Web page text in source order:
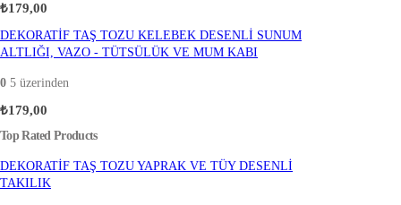
₺179,00
DEKORATİF TAŞ TOZU KELEBEK DESENLİ SUNUM
ALTLIĞI, VAZO - TÜTSÜLÜK VE MUM KABI
0 5 üzerinden
₺179,00
Top Rated Products
DEKORATİF TAŞ TOZU YAPRAK VE TÜY DESENLİ
TAKILIK